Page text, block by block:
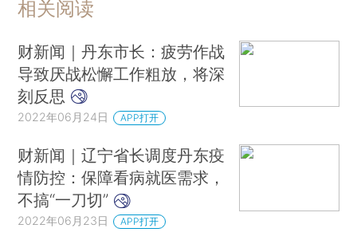
相关阅读
财新闻｜丹东市长：疲劳作战
导致厌战松懈工作粗放，将深
刻反思
2022年06月24日 APP打开
财新闻｜辽宁省长调度丹东疫
情防控：保障看病就医需求，
不搞“一刀切”
2022年06月23日 APP打开